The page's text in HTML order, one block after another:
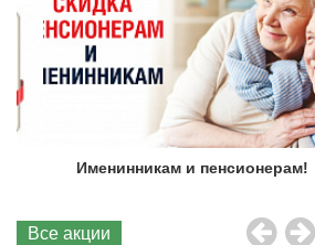
Именинникам и пенсионерам!
Все акции